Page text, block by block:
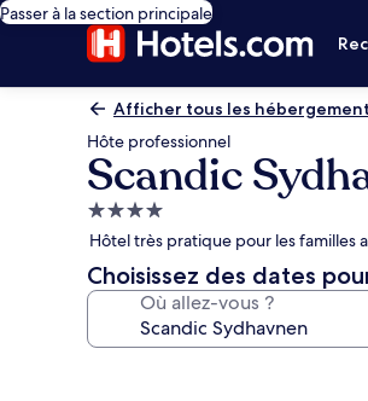
Passer à la section principale
Afficher tous les
Hôte professionnel
Scandic
Hébergement
4.0 étoiles
Hôtel très pratique pour les familles
Choisissez des dates
Où allez-vous ?